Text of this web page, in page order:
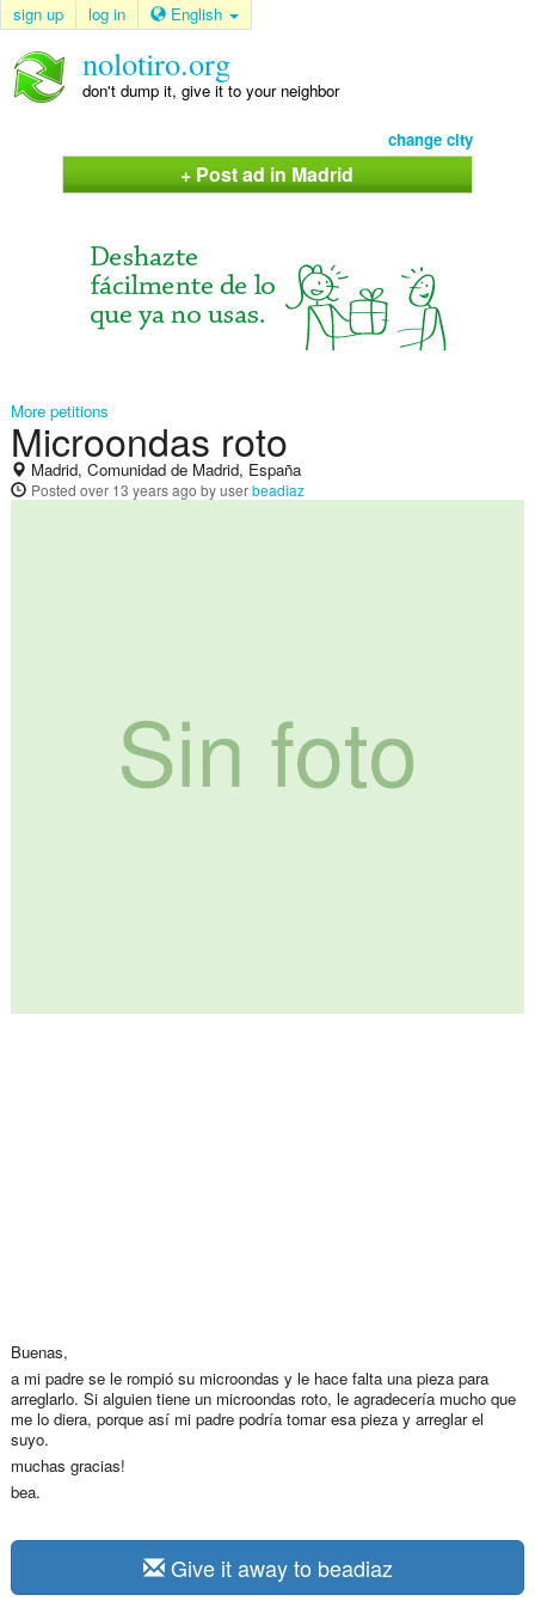
sign up log in English
nolotiro.org
don't dump it, give it to your neighbor
change city
+ Post ad in Madrid
More petitions
Microondas roto
Madrid, Comunidad de Madrid, España
Posted over 13 years ago by userbeadiaz
Buenas,
a mi padre se le rompió su microondas y le hace falta una pieza para
arreglarlo. Si alguien tiene un microondas roto, le agradecería mucho que
me lo diera, porque así mi padre podría tomar esa pieza y arreglar el
suyo.
muchas gracias!
bea.
Give it away to beadiaz